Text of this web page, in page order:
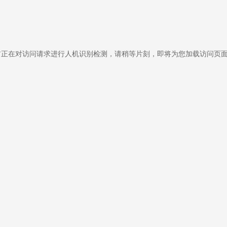
在对访问请求进行人机识别检测，请稍等片刻，即将为您加载访问页